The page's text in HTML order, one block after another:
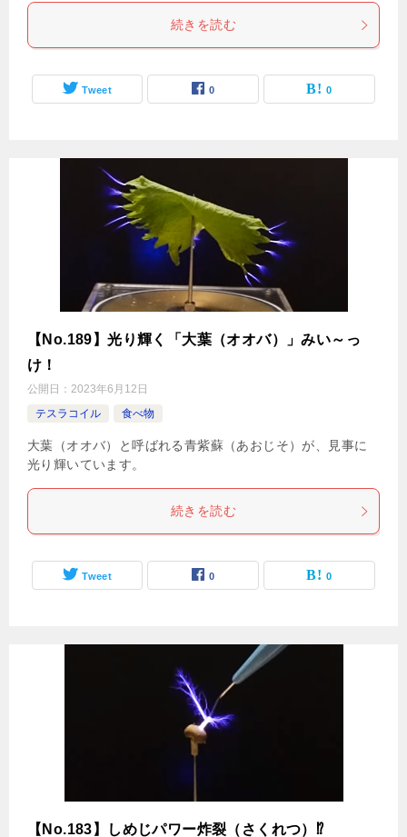
続きを読む
Tweet 0 0
【No.189】光り輝く「大葉（オオバ）」みい～っ
け！
公開日： 2023年6月12日
テスラコイル
食べ物
大葉（オオバ）と呼ばれる青紫蘇（あおじそ）が、見事に
光り輝いています。
続きを読む
Tweet 0 0
【No.183】しめじパワー炸裂（さくれつ）⁉